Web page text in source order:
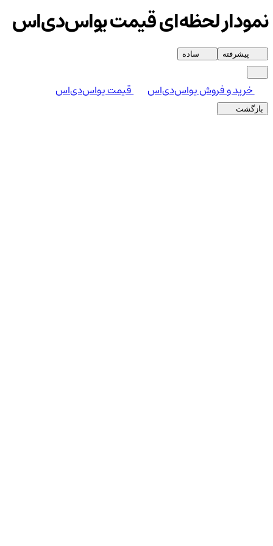
نمودار لحظه‌ای قیمت یواس‌دی‌اس
پیشرفته ساده
خرید و فروش یواس‌دی‌اس قیمت یواس‌دی‌اس
بازگشت